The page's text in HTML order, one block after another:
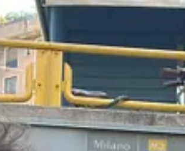
organizzato e ospitato un Recruiting Day
di Napoli, Milano e l’Emilia.